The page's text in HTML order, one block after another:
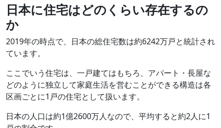
日本に住宅はどのくらい存在するの
か
2019年の時点で、日本の総住宅数は約6242万戸と統計され
ています。
ここでいう住宅は、一戸建てはもちろ、アパート・長屋な
どのように独立して家庭生活を営むことができる構造は各
区画ごとに1戸の住宅として扱います。
日本の人口は約1億2600万人なので、平均すると約2人に1